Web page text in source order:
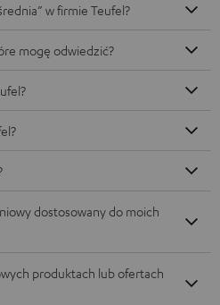
w firmie Teufel?
mogę odwiedzić?
dostosowany do moich
produktach lub ofertach